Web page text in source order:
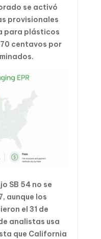
se activó
provisionales
para plásticos
centavos por
SB 54 no se
aunque los
el 31 de
analistas usa
que California